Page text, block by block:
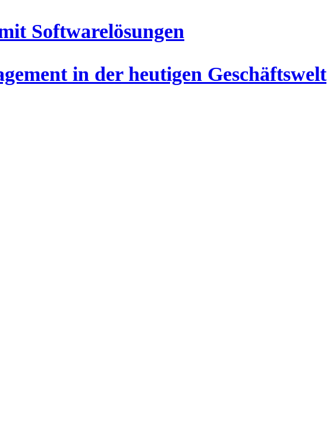
Softwarelösungen
in der heutigen Geschäftswelt